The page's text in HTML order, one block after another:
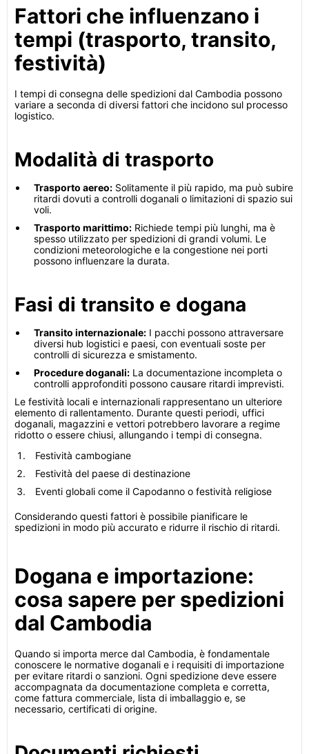
Fattori che influenzano i
tempi (trasporto, transito,
festività)
I tempi di consegna delle spedizioni dal Cambodia possono
variare a seconda di diversi fattori che incidono sul processo
logistico.
Modalità di trasporto
Trasporto aereo: Solitamente il più rapido, ma può subire
ritardi dovuti a controlli doganali o limitazioni di spazio sui
voli.
Trasporto marittimo: Richiede tempi più lunghi, ma è
spesso utilizzato per spedizioni di grandi volumi. Le
condizioni meteorologiche e la congestione nei porti
possono influenzare la durata.
Fasi di transito e dogana
Transito internazionale: I pacchi possono attraversare
diversi hub logistici e paesi, con eventuali soste per
controlli di sicurezza e smistamento.
Procedure doganali: La documentazione incompleta o
controlli approfonditi possono causare ritardi imprevisti.
Le festività locali e internazionali rappresentano un ulteriore
elemento di rallentamento. Durante questi periodi, uffici
doganali, magazzini e vettori potrebbero lavorare a regime
ridotto o essere chiusi, allungando i tempi di consegna.
Festività cambogiane
Festività del paese di destinazione
Eventi globali come il Capodanno o festività religiose
Considerando questi fattori è possibile pianificare le
spedizioni in modo più accurato e ridurre il rischio di ritardi.
Dogana e importazione:
cosa sapere per spedizioni
dal Cambodia
Quando si importa merce dal Cambodia, è fondamentale
conoscere le normative doganali e i requisiti di importazione
per evitare ritardi o sanzioni. Ogni spedizione deve essere
accompagnata da documentazione completa e corretta,
come fattura commerciale, lista di imballaggio e, se
necessario, certificati di origine.